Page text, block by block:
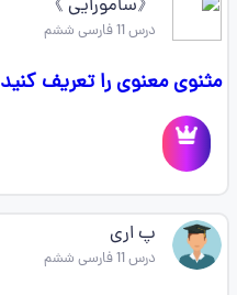
《سامورایی 》
درس 11 فارسی ششم
مثنوی معنوی را تعریف کنید
پ اری
درس 11 فارسی ششم